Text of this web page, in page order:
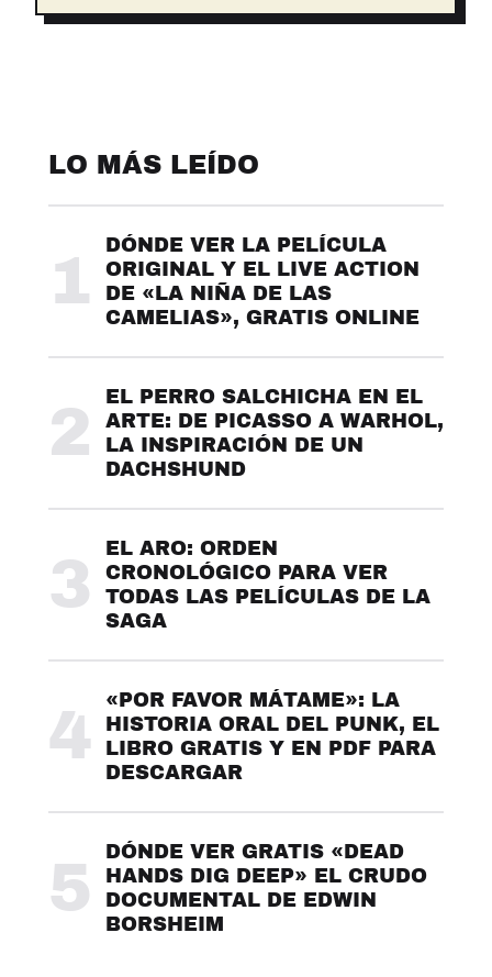
LO MÁS LEÍDO
1
DÓNDE VER LA PELÍCULA
ORIGINAL Y EL LIVE ACTION
DE «LA NIÑA DE LAS
CAMELIAS», GRATIS ONLINE
2
EL PERRO SALCHICHA EN EL
ARTE: DE PICASSO A WARHOL,
LA INSPIRACIÓN DE UN
DACHSHUND
3
EL ARO: ORDEN
CRONOLÓGICO PARA VER
TODAS LAS PELÍCULAS DE LA
SAGA
4
«POR FAVOR MÁTAME»: LA
HISTORIA ORAL DEL PUNK, EL
LIBRO GRATIS Y EN PDF PARA
DESCARGAR
5
DÓNDE VER GRATIS «DEAD
HANDS DIG DEEP» EL CRUDO
DOCUMENTAL DE EDWIN
BORSHEIM